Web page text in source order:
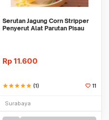
Serutan Jagung Corn Stripper
Penyerut Alat Parutan Pisau
Rp 11.600
starstarstarstarstar (1) 11
Surabaya